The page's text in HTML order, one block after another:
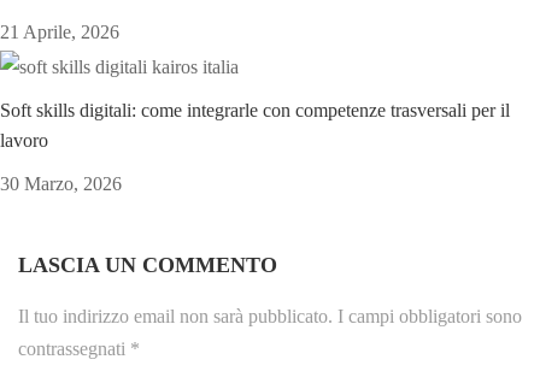
21 Aprile, 2026
Soft skills digitali: come integrarle con competenze trasversali per il
lavoro
30 Marzo, 2026
LASCIA UN COMMENTO
Il tuo indirizzo email non sarà pubblicato. I campi obbligatori sono
contrassegnati *